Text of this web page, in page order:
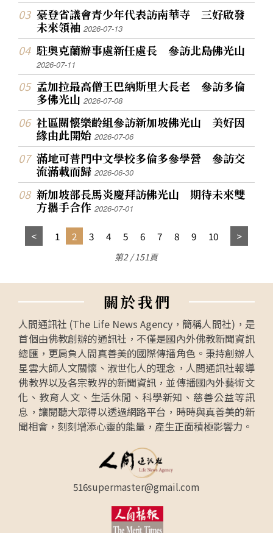
豪登省議會青少年代表訪南華寺 三好啟發
未來領袖2026-07-13
駐奧克蘭辦事處新任處長 參訪北島佛光山
2026-07-11
孟加拉最高僧王巴納斯里大長老 參訪多倫
多佛光山2026-07-08
社區關懷樂齡組參訪新加坡佛光山 美好因
緣由此開始2026-07-06
滿地可普門中文學校多倫多參學營 參訪交
流滿載而歸2026-06-30
新加坡部長馬炎慶拜訪佛光山 期待未來雙
方攜手合作2026-07-01
1 2 3 4 5 6 7 8 9 10
第2 / 151頁
關於我們
人間通訊社 (The Life News Agency，簡稱人間社)，是
首個由佛教創辦的通訊社，不僅是國內外佛教新聞資訊
總匯，更肩負人間真善美的國際傳播角色。秉持創辦人
星雲大師人文關懷、淑世化人的理念，人間通訊社報導
佛教界以及各宗教界的新聞資訊，並傳播國內外藝術文
化、教育人文、生活休閒、科學新知、慈善公益等訊
息，讓閱聽大眾得以透過網路平台，時時與真善美的新
聞相會，刻刻增添心靈的能量，產生正面積極影響力。
516supermaster@gmail.com